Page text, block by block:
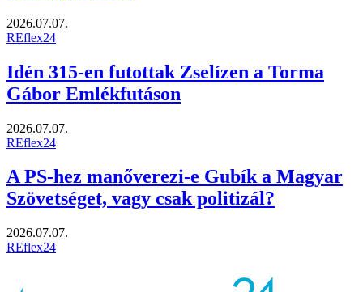
2026.07.07.
REflex24
Idén 315-en futottak Zselízen a Torma
Gábor Emlékfutáson
2026.07.07.
REflex24
A PS-hez manőverezi-e Gubík a Magyar
Szövetséget, vagy csak politizál?
2026.07.07.
REflex24